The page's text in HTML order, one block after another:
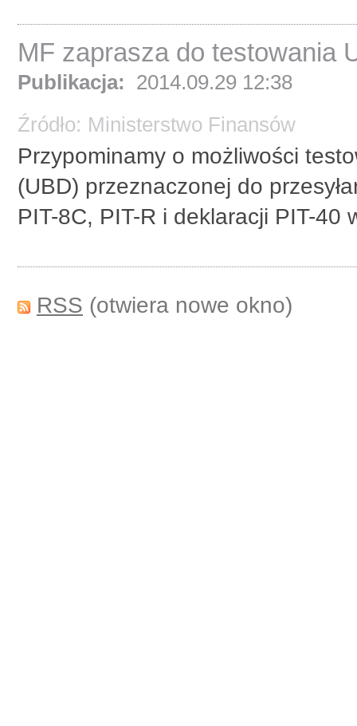
MF zaprasza do testowania
Publikacja:
2014.09.29 12:38
Źródło: Ministerstwo Finansów
Przypominamy o możliwości
(UBD) przeznaczonej do
PIT-8C, PIT-R i deklaracji PIT-40
RSS (otwiera nowe okno)